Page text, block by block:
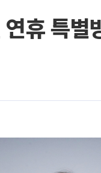
휴 특별